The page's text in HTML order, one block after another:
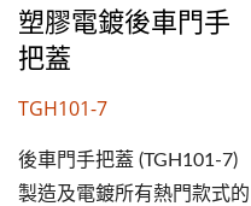
塑膠電鍍後車門手
把蓋
TGH101-7
後車門手把蓋 (TGH101-7)
製造及電鍍所有熱門款式的